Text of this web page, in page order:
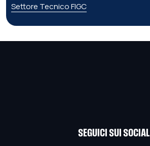
Settore Tecnico FIGC
SEGUICI SUI SOCIAL